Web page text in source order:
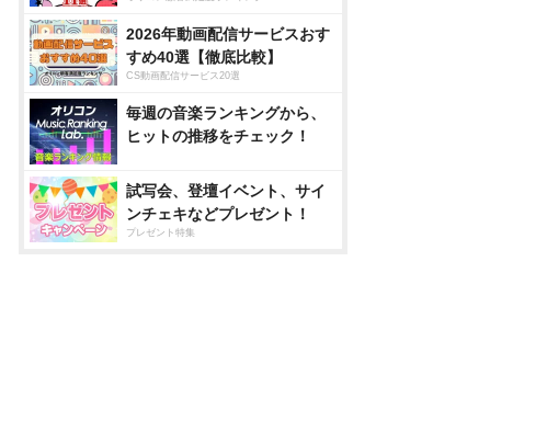
2026年動画配信サービスおす
すめ40選【徹底比較】
CS動画配信サービス20選
毎週の音楽ランキングから、
ヒットの推移をチェック！
試写会、登壇イベント、サイ
ンチェキなどプレゼント！
プレゼント特集